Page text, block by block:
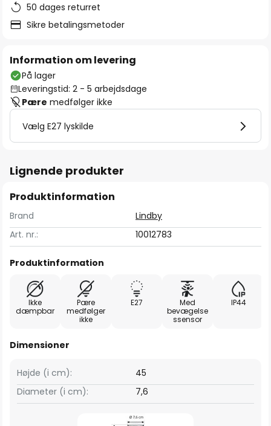
50 dages returret
Sikre betalingsmetoder
Information om levering
På lager
Leveringstid: 2 - 5 arbejdsdage
Pære medfølger ikke
Vælg E27 lyskilde
Lignende produkter
Produktinformation
Brand
Lindby
Art. nr.:
10012783
Produktinformation
Ikke
dæmpbar
Pære
medfølger
ikke
E27
Med
bevægelse
ssensor
IP44
Dimensioner
Højde (i cm):
45
Diameter (i cm):
7,6